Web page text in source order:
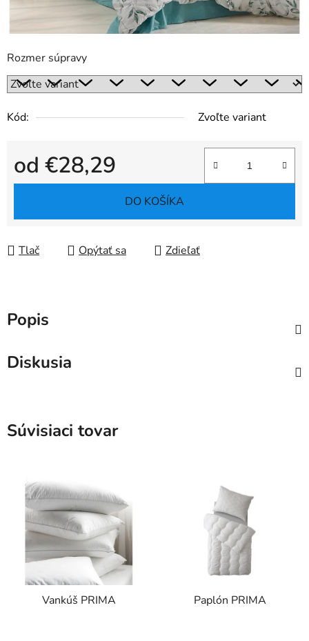
Rozmer súpravy
Kód: Zvoľte variant
od €28,29
Jednotková cena:
DO KOŠÍKA
Tlač Opýtať sa Zdieľať
Popis
Diskusia
Súvisiaci tovar
Vankúš PRIMA Paplón PRIMA